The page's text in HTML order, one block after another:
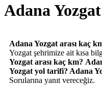
Adana
Adana Yozgat arası kaç
Yozgat şehrimize ait kısa
Yozgat arası kaç km?
Yozgat yol tarifi? Adana
Sorularına yanıt vereceğiz.